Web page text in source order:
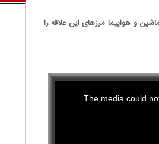
و هواپیما مرزهای این علاقه را
The media could